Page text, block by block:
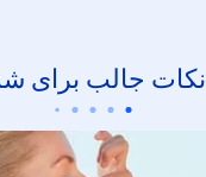
نکات جالب برای